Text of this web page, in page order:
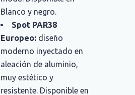
Blanco y negro.
Spot PAR38
Europeo: diseño
moderno inyectado en
aleación de aluminio,
muy estético y
resistente. Disponible en